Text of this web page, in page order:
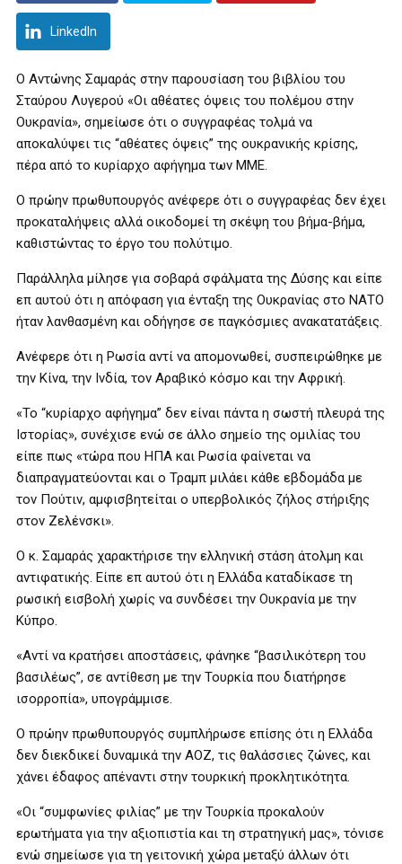
LinkedIn
Ο Αντώνης Σαμαράς στην παρουσίαση του βιβλίου του
Σταύρου Λυγερού «Οι αθέατες όψεις του πολέμου στην
Ουκρανία», σημείωσε ότι ο συγγραφέας τολμά να
αποκαλύψει τις “αθέατες όψεις” της ουκρανικής κρίσης,
πέρα από το κυρίαρχο αφήγημα των ΜΜΕ.
Ο πρώην πρωθυπουργός ανέφερε ότι ο συγγραφέας δεν έχει
προκαταλήψεις αλλά οικοδομεί τη σκέψη του βήμα-βήμα,
καθιστώντας το έργο του πολύτιμο.
Παράλληλα μίλησε για σοβαρά σφάλματα της Δύσης και είπε
επ αυτού ότι η απόφαση για ένταξη της Ουκρανίας στο ΝΑΤΟ
ήταν λανθασμένη και οδήγησε σε παγκόσμιες ανακατατάξεις.
Ανέφερε ότι η Ρωσία αντί να απομονωθεί, συσπειρώθηκε με
την Κίνα, την Ινδία, τον Αραβικό κόσμο και την Αφρική.
«Το “κυρίαρχο αφήγημα” δεν είναι πάντα η σωστή πλευρά της
Ιστορίας», συνέχισε ενώ σε άλλο σημείο της ομιλίας του
είπε πως «τώρα που ΗΠΑ και Ρωσία φαίνεται να
διαπραγματεύονται και ο Τραμπ μιλάει κάθε εβδομάδα με
τον Πούτιν, αμφισβητείται ο υπερβολικός ζήλος στήριξης
στον Ζελένσκι».
Ο κ. Σαμαράς χαρακτήρισε την ελληνική στάση άτολμη και
αντιφατικής. Είπε επ αυτού ότι η Ελλάδα καταδίκασε τη
ρωσική εισβολή χωρίς να συνδέσει την Ουκρανία με την
Κύπρο.
«Αντί να κρατήσει αποστάσεις, φάνηκε “βασιλικότερη του
βασιλέως”, σε αντίθεση με την Τουρκία που διατήρησε
ισορροπία», υπογράμμισε.
Ο πρώην πρωθυπουργός συμπλήρωσε επίσης ότι η Ελλάδα
δεν διεκδικεί δυναμικά την ΑΟΖ, τις θαλάσσιες ζώνες, και
χάνει έδαφος απέναντι στην τουρκική προκλητικότητα.
«Οι “συμφωνίες φιλίας” με την Τουρκία προκαλούν
ερωτήματα για την αξιοπιστία και τη στρατηγική μας», τόνισε
ενώ σημείωσε για τη γειτονική χώρα μεταξύ άλλων ότι